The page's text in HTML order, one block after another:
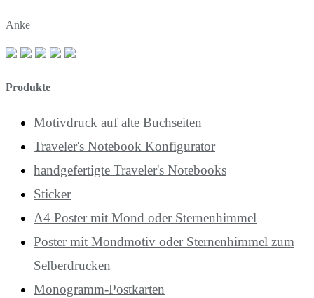
Anke
Produkte
Motivdruck auf alte Buchseiten
Traveler's Notebook Konfigurator
handgefertigte Traveler's Notebooks
Sticker
A4 Poster mit Mond oder Sternenhimmel
Poster mit Mondmotiv oder Sternenhimmel zum
Selberdrucken
Monogramm-Postkarten